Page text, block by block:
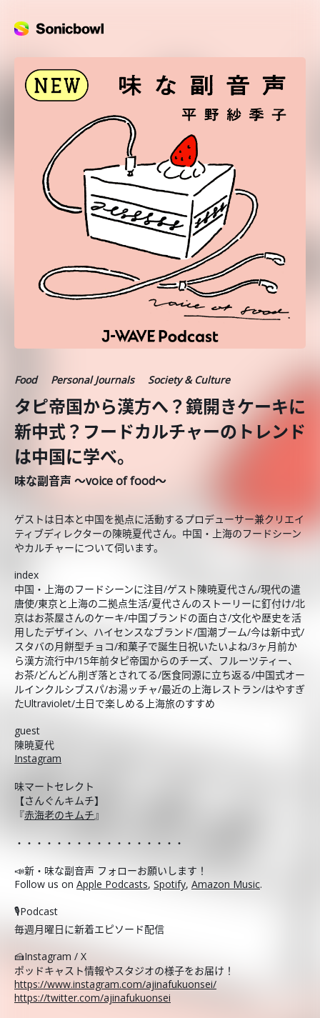
Food Personal Journals Society & Culture
タピ帝国から漢方へ？鏡開きケーキに
新中式？フードカルチャーのトレンド
は中国に学べ。
味な副音声 ～voice of food～
ゲストは日本と中国を拠点に活動するプロデューサー兼クリエイ
ティブディレクターの陳暁夏代さん。中国・上海のフードシーン
やカルチャーについて伺います。
index
中国・上海のフードシーンに注目/ゲスト陳暁夏代さん/現代の遣
唐使/東京と上海の二拠点生活/夏代さんのストーリーに釘付け/北
京はお茶屋さんのケーキ/中国ブランドの面白さ/文化や歴史を活
用したデザイン、ハイセンスなブランド/国潮ブーム/今は新中式/
スタバの月餅型チョコ/和菓子で誕生日祝いたいよね/3ヶ月前か
ら漢方流行中/15年前タピ帝国からのチーズ、フルーツティー、
お茶/どんどん削ぎ落とされてる/医食同源に立ち返る/中国式オー
ルインクルシブスパ/お湯ッチャ/最近の上海レストラン/はやすぎ
たUltraviolet/土日で楽しめる上海旅のすすめ
guest
陳暁夏代
Instagram
味マートセレクト
【さんぐんキムチ】
『赤海老のキムチ』
・・・・・・・・・・・・・・・・・
📣新・味な副音声 フォローお願いします！
Follow us on Apple Podcasts, Spotify, Amazon Music.
🎙️Podcast
毎週月曜日に新着エピソード配信
🍰Instagram / X
ポッドキャスト情報やスタジオの様子をお届け！
https://www.instagram.com/ajinafukuonsei/
https://twitter.com/ajinafukuonsei